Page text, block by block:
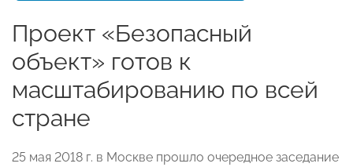
Проект «Безопасный
объект» готов к
масштабированию по всей
стране
25 мая 2018 г. в Москве прошло очередное заседание